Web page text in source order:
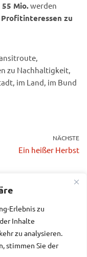
Erlebnis zu
Inhalte
zu analysieren.
stimmen Sie der
55 Mio.werden
zu
zu Nachhaltigkeit,
im Land, im Bund
NÄCHSTE
Ein heißer Herbst